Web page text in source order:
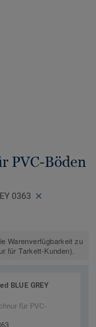
PVC-Böden
0363
Warenverfügbarkeit zu
für Tarkett-Kunden).
BLUE GREY
für PVC-